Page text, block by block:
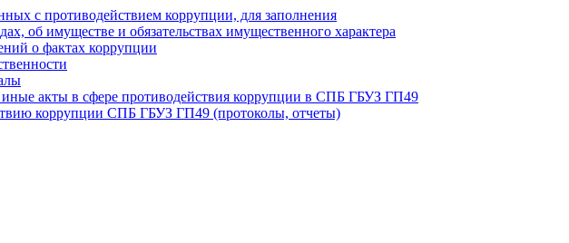
с противодействием коррупции, для заполнения
об имуществе и обязательствах имущественного характера
о фактах коррупции
акты в сфере противодействия коррупции в СПБ ГБУЗ ГП49
коррупции СПБ ГБУЗ ГП49 (протоколы, отчеты)